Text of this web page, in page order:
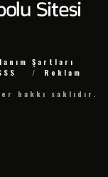
Şartları
Reklam
hakkı saklıdır.